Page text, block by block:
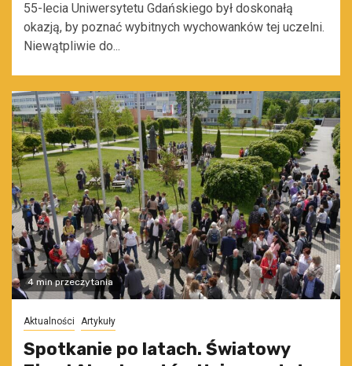
55-lecia Uniwersytetu Gdańskiego był doskonałą
okazją, by poznać wybitnych wychowanków tej uczelni.
Niewątpliwie do...
4 min przeczytania
Aktualności Artykuły
Spotkanie po latach. Światowy